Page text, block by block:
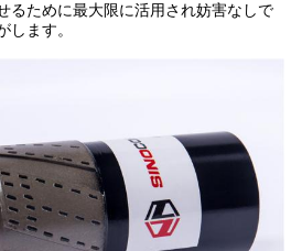
るために最大限に活用され妨害なしで
します。